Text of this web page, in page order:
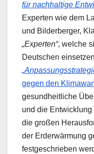
für nachhaltige
Experten wie dem
und Bilderberger,
„Experten“, welche
Deutschen
gegen den
gesundheitliche
und die
die großen
der Erderwärmung
festgeschrieben